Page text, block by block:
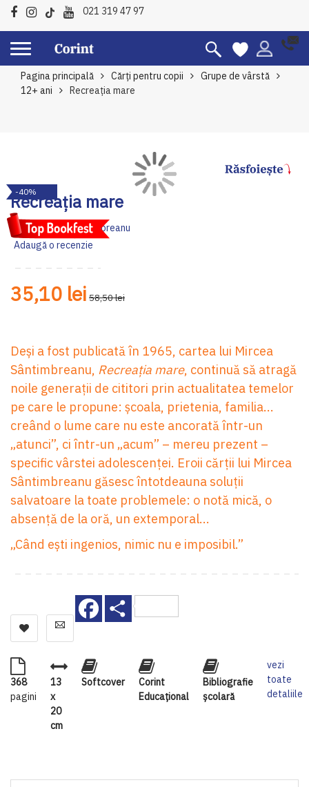
021 319 47 97
Pagina principală Cărți pentru copii
Grupe de vârstă
12+ ani
Recreația mare
Recreația mare
Autor: Mircea Sântimbreanu
Adaugă o recenzie
35,10 lei 58,50 lei
Deși a fost publicată în 1965, cartea lui Mircea
Sântimbreanu, Recreația mare, continuă să atragă
noile generații de cititori prin actualitatea temelor
pe care le propune: școala, prietenia, familia...
creând o lume care nu este ancorată într-un
„atunci”, ci într-un „acum” – mereu prezent –
specific vârstei adolescenței. Eroii cărții lui Mircea
Sântimbreanu găsesc întotdeauna soluții
salvatoare la toate problemele: o notă mică, o
absență de la oră, un extemporal...
„Când ești ingenios, nimic nu e imposibil.”
Facebook
368
pagini
13
x
20
cm
Softcover
Corint
Educaţional
Bibliografie
școlară
vezi
toate
detaliile
to
the
end
of
the
images
-40%